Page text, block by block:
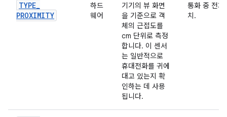
TYPE_
PROXIMITY
하드
웨어
기기의 뷰 화면
을 기준으로 객
체의 근접도를
cm 단위로 측정
합니다. 이 센서
는 일반적으로
휴대전화를 귀에
대고 있는지 확
인하는 데 사용
됩니다.
통화 중 전화
치.